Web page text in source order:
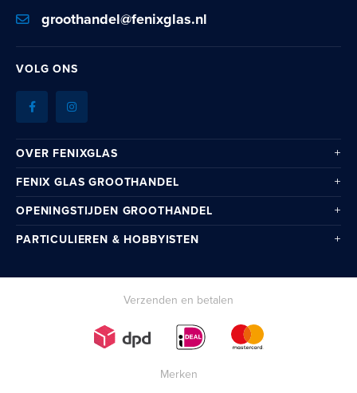
groothandel@fenixglas.nl
VOLG ONS
OVER FENIXGLAS
FENIX GLAS GROOTHANDEL
OPENINGSTIJDEN GROOTHANDEL
PARTICULIEREN & HOBBYISTEN
Verzenden en betalen
Merken